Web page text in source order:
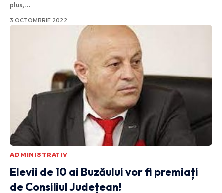
plus,…
3 OCTOMBRIE 2022
ADMINISTRATIV
Elevii de 10 ai Buzăului vor fi premiați
de Consiliul Județean!